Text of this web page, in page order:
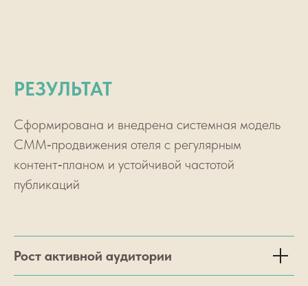
РЕЗУЛЬТАТ
Сформирована и внедрена системная модель
СММ‑продвижения отеля с регулярным
контент‑планом и устойчивой частотой
публикаций
Рост активной аудитории